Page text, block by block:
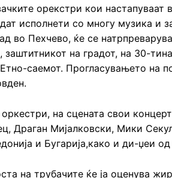
орекстри кои
исполнети со многу музика и
во Пехчево, ќе се
заштитникот на градот, на 30-
саемот. Прогласувањето на
на сцената свои
Драган Мијалковски, Мики
и Бугарија,како и ди-џеи од
на трубачите ќе ја оценува